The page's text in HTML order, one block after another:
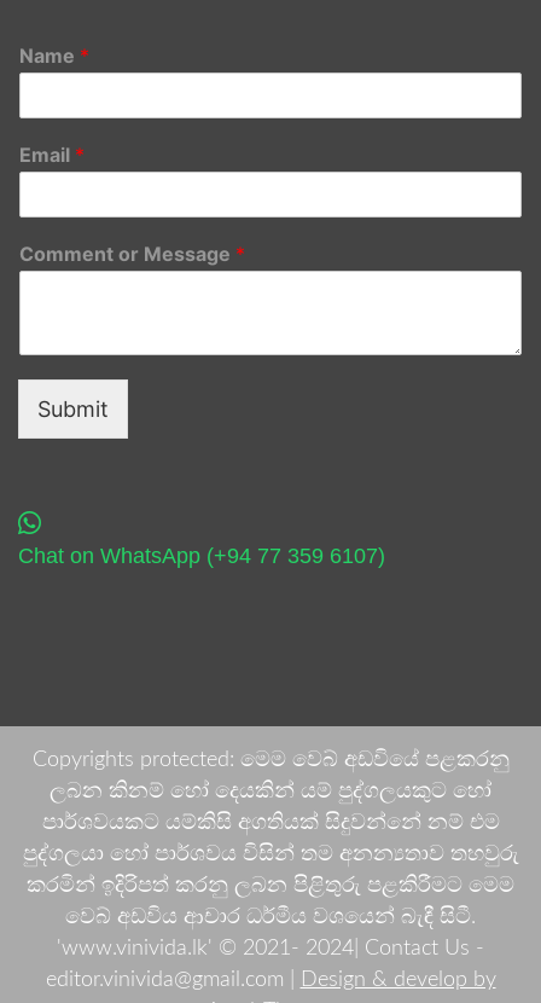
Name *
Email *
Comment or Message *
Submit
Chat on WhatsApp (+94 77 359 6107)
Copyrights protected: මෙම වෙබ් අඩවියේ පළකරනු
ලබන කිනම් හෝ දෙයකින් යම් පුද්ගලයකුට හෝ
පාර්ශවයකට යම්කිසි අගතියක් සිදුවන්නේ නම් එම
පුද්ගලයා හෝ පාර්ශවය විසින් තම අනන්‍යතාව තහවුරු
කරමින් ඉදිරිපත් කරනු ලබන පිළිතුරු පළකිරීමට මෙම
වෙබ් අඩවිය ආචාර ධර්මීය වශයෙන් බැඳී සිටී.
'www.vinivida.lk' © 2021- 2024| Contact Us -
editor.vinivida@gmail.com |
Design & develop by